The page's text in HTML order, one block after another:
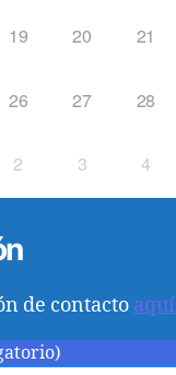
19 20 21
26 27 28
2 3 4
de contacto aquí